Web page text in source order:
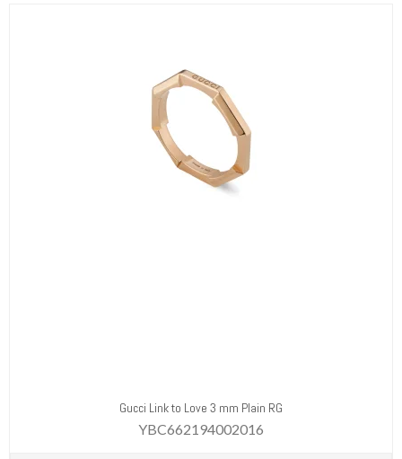
Gucci Link to Love 3 mm Plain RG
YBC662194002016